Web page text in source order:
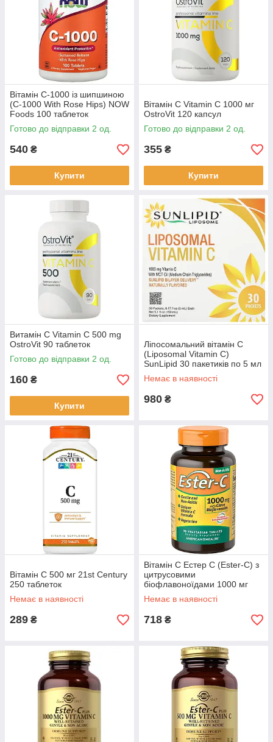
Вітамін C-1000 із шипшиною
(C-1000 With Rose Hips) NOW
Foods 100 таблеток
Готово до відправки 2 од.
540 ₴
Купити
Вітамін C Vitamin C 1000 мг
OstroVit 120 капсул
Готово до відправки 2 од.
355 ₴
Купити
Витамін С Vitamin C 500 mg
OstroVit 90 таблеток
Готово до відправки 2 од.
160 ₴
Купити
Ліпосомальний вітамін C
(Liposomal Vitamin C)
SunLipid 30 пакетиків по 5 мл
Немає в наявності
980 ₴
Вітамін C 500 мг 21st Century
250 таблеток
Немає в наявності
289 ₴
Вітамін С Естер С (Ester-C) з
цитрусовими
біофлавоноїдами 1000 мг
American Health 90
вегетаріанських таблеток
Немає в наявності
718 ₴